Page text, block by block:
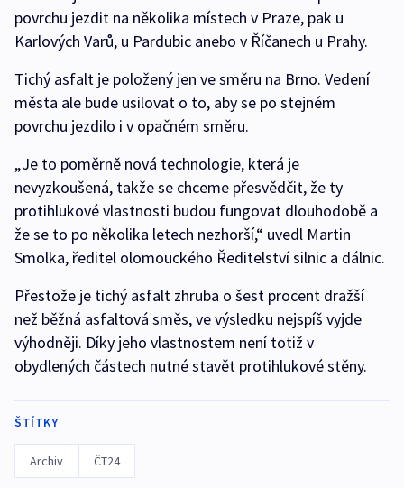
povrchu jezdit na několika místech v Praze, pak u
Karlových Varů, u Pardubic anebo v Říčanech u Prahy.
Tichý asfalt je položený jen ve směru na Brno. Vedení
města ale bude usilovat o to, aby se po stejném
povrchu jezdilo i v opačném směru.
„Je to poměrně nová technologie, která je
nevyzkoušená, takže se chceme přesvědčit, že ty
protihlukové vlastnosti budou fungovat dlouhodobě a
že se to po několika letech nezhorší,“ uvedl Martin
Smolka, ředitel olomouckého Ředitelství silnic a dálnic.
Přestože je tichý asfalt zhruba o šest procent dražší
než běžná asfaltová směs, ve výsledku nejspíš vyjde
výhodněji. Díky jeho vlastnostem není totiž v
obydlených částech nutné stavět protihlukové stěny.
ŠTÍTKY
Archiv ČT24